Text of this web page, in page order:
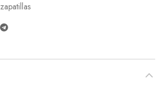
zapatillas